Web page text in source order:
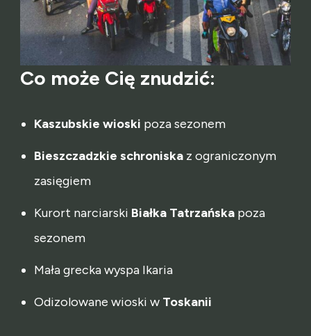
Co może Cię znudzić:
Kaszubskie wioski poza sezonem
Bieszczadzkie schroniska z ograniczonym
zasięgiem
Kurort narciarski Białka Tatrzańska poza
sezonem
Mała grecka wyspa Ikaria
Odizolowane wioski w Toskanii